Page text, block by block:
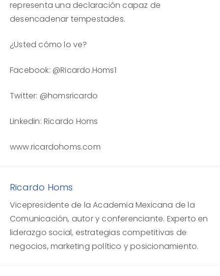
representa una declaración capaz de
desencadenar tempestades.
¿Usted cómo lo ve?
Facebook: @Ricardo.Homs1
Twitter: @homsricardo
Linkedin: Ricardo Homs
www.ricardohoms.com
Ricardo Homs
Vicepresidente de la Academia Mexicana de la
Comunicación, autor y conferenciante. Experto en
liderazgo social, estrategias competitivas de
negocios, marketing político y posicionamiento.